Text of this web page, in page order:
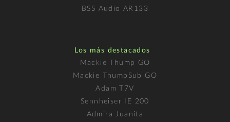
BSS Audio AR133
Los más destacados
Mackie Thump GO
Mackie ThumpSub GO
Adam T7V
Sennheiser IE 200
Admira Juanita